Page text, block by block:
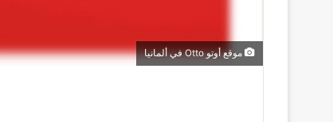
موقع أوتو Otto في ألمانيا